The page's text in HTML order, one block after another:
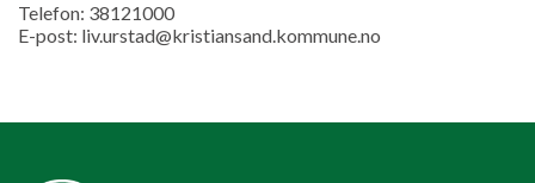
Telefon: 38121000
E-post: liv.urstad@kristiansand.kommune.no